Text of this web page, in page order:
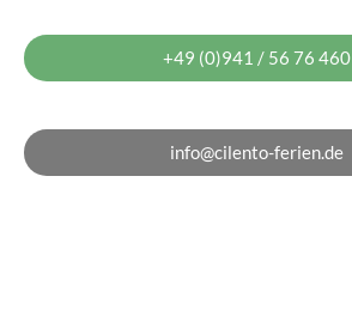
+49 (0)941 / 56 76 460
info@cilento-ferien.de